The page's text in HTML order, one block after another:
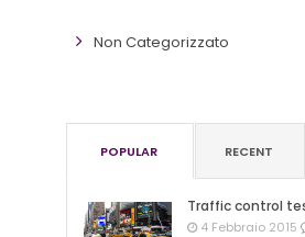
Non Categorizzato
POPULAR RECENT
Traffic control
4 Febbraio 2015